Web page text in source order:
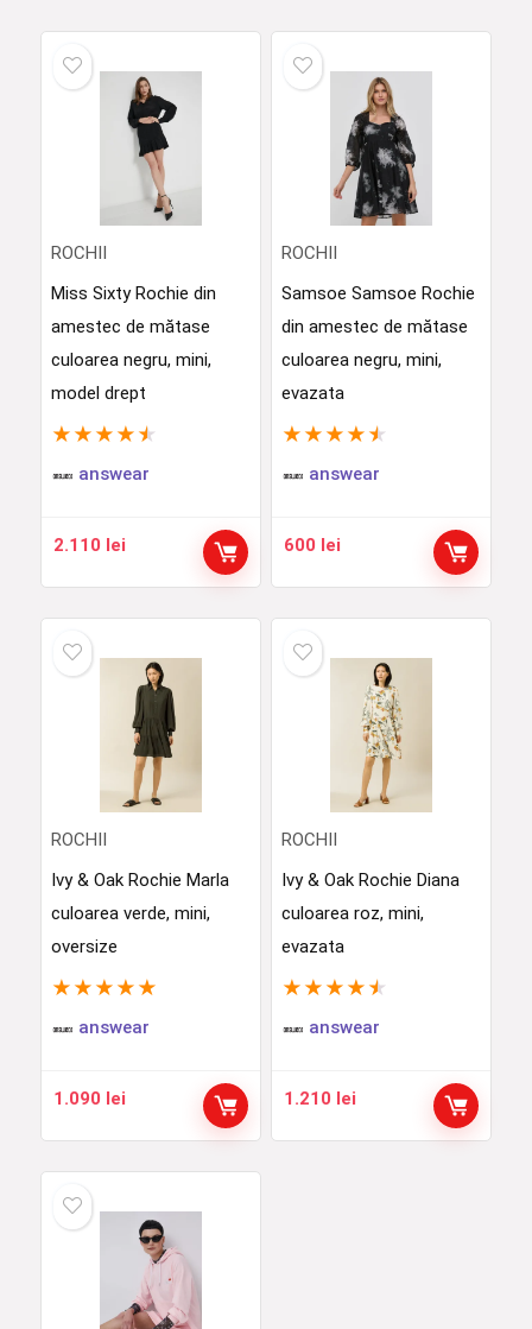
ROCHII
Miss Sixty Rochie din
amestec de mătase
culoarea negru, mini,
model drept
★ ★ ★ ★ ★
answear
2.110 lei
ROCHII
Samsoe Samsoe Rochie
din amestec de mătase
culoarea negru, mini,
evazata
★ ★ ★ ★ ★
answear
600 lei
ROCHII
Ivy & Oak Rochie Marla
culoarea verde, mini,
oversize
★ ★ ★ ★ ★
answear
1.090 lei
ROCHII
Ivy & Oak Rochie Diana
culoarea roz, mini,
evazata
★ ★ ★ ★ ★
answear
1.210 lei